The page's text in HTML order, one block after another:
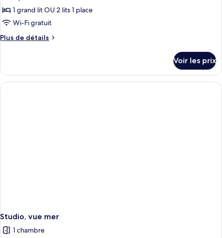
1 grand lit OU 2 lits 1 place
Wi-Fi gratuit
Plus de détails
Plus
le
type
de
Voir les prix
Studio, vue mer
1 chambre